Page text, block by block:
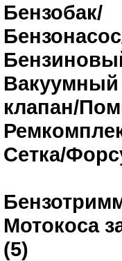
Бензобак/
Вакуумный
клапан/
Сетка/
Мотокоса
(5)